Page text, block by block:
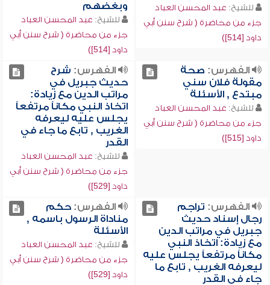
للشيخ: عبد المحسن العباد
جزء من محاضرة ( شرح سنن أبي
داود [514])
وبغضهم
للشيخ: عبد المحسن العباد
جزء من محاضرة ( شرح سنن أبي
داود [514])
الفهرس: صحة
مقولة فلان سني
مبتدع , الأسئلة
للشيخ: عبد المحسن العباد
جزء من محاضرة ( شرح سنن أبي
داود [515])
الفهرس: شرح
حديث جبريل في
مراتب الدين مع زيادة:
اتخاذ النبي مكاناً مرتفعاً
يجلس عليه ليعرفه
الغريب , تابع ما جاء في
القدر
للشيخ: عبد المحسن العباد
جزء من محاضرة ( شرح سنن أبي
داود [529])
الفهرس: تراجم
رجال إسناد حديث
جبريل في مراتب الدين
مع زيادة: اتخاذ النبي
مكاناً مرتفعاً يجلس عليه
ليعرفه الغريب , تابع ما
جاء في القدر
الفهرس:حكم
مناداة الرسول باسمه ,
الأسئلة
للشيخ: عبد المحسن العباد
جزء من محاضرة ( شرح سنن أبي
داود [529])